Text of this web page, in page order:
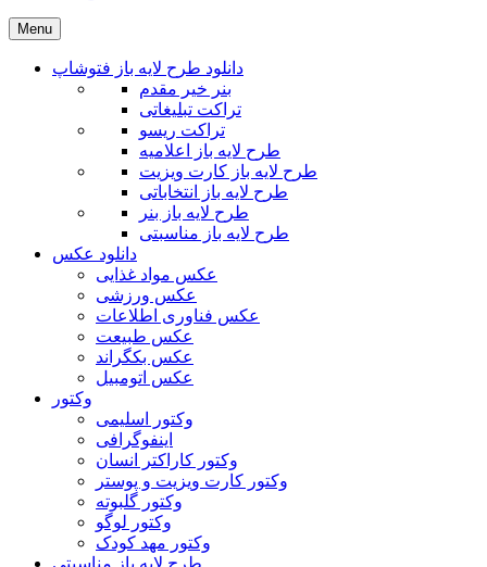
Menu
دانلود طرح لایه باز فتوشاپ
بنر خیر مقدم
تراکت تبلیغاتی
تراکت ریسو
طرح لایه باز اعلامیه
طرح لایه باز کارت ویزیت
طرح لایه باز انتخاباتی
طرح لایه باز بنر
طرح لایه باز مناسبتی
دانلود عکس
عکس مواد غذایی
عکس ورزشی
عکس فناوری اطلاعات
عکس طبیعت
عکس بکگراند
عکس اتومبیل
وکتور
وکتور اسلیمی
اینفوگرافی
وکتور کاراکتر انسان
وکتور کارت ویزیت و پوستر
وکتور گلبوته
وکتور لوگو
وکتور مهد کودک
طرح لایه باز مناسبتی